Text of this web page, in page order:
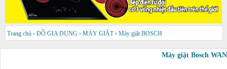
Trang chủ › ĐỒ GIA DỤNG › MÁY GIẶT › Máy giặt BOSCH
Máy giặt Bosch